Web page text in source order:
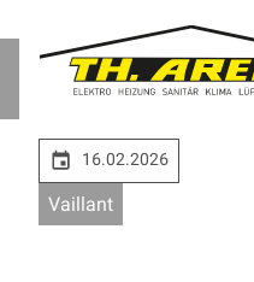
Theodor
Arens GmbH
& Co. KG
Unternehmen
16.02.2026
Vaillant